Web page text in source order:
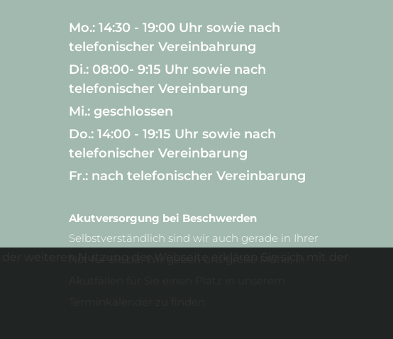
Mo.: 14:30 - 19:00 Uhr sowie nach
telefonischer Vereinbahrung
Di.: 08:00- 9:15 Uhr sowie nach
telefonischer Vereinbarung
Mi.: geschlossen
Do.: 14:00 - 19:15 Uhr sowie nach
telefonischer Vereinbarung
Fr.: nach telefonischer Vereinbarung
Akutversorgung bei Beschwerden
Selbstverständlich sind wir auch gerade in Ihrer